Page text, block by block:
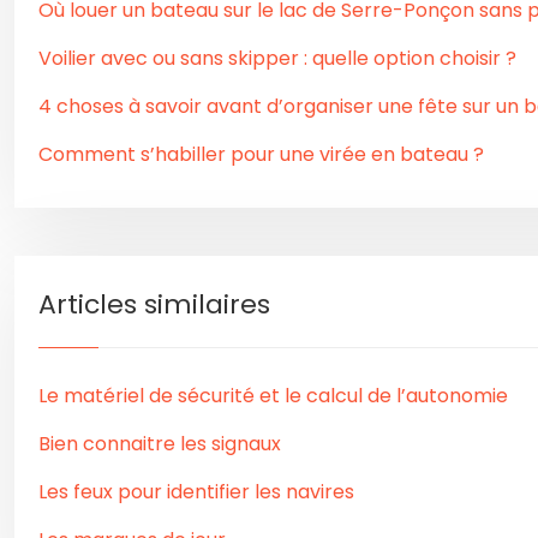
Où louer un bateau sur le lac de Serre-Ponçon sans
Voilier avec ou sans skipper : quelle option choisir ?
4 choses à savoir avant d’organiser une fête sur un
Comment s’habiller pour une virée en bateau ?
Articles similaires
Le matériel de sécurité et le calcul de l’autonomie
Bien connaitre les signaux
Les feux pour identifier les navires